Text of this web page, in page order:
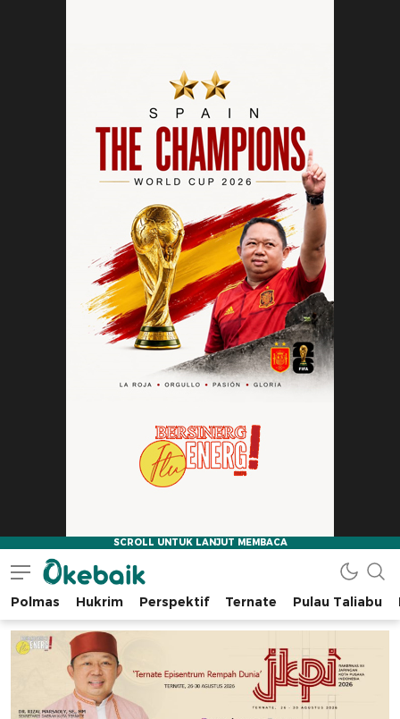
Okebaik.id
Baiknya Dibaca
Polmas Hukrim Perspektif Ternate Pulau Taliabu